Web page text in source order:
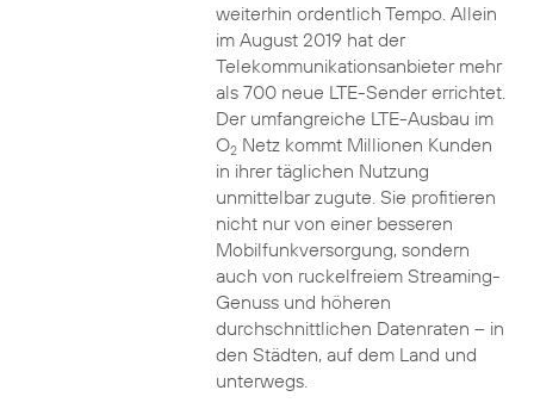
weiterhin ordentlich Tempo. Allein
im August 2019 hat der
Telekommunikationsanbieter mehr
als 700 neue LTE-Sender errichtet.
Der umfangreiche LTE-Ausbau im
O2Netz kommt Millionen Kunden
in ihrer täglichen Nutzung
unmittelbar zugute. Sie profitieren
nicht nur von einer besseren
Mobilfunkversorgung, sondern
auch von ruckelfreiem Streaming-
Genuss und höheren
durchschnittlichen Datenraten – in
den Städten, auf dem Land und
unterwegs.